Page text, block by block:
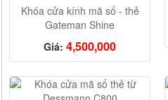
Khóa cửa kính mã số - thẻ
Gateman Shine
Giá: 4,500,000